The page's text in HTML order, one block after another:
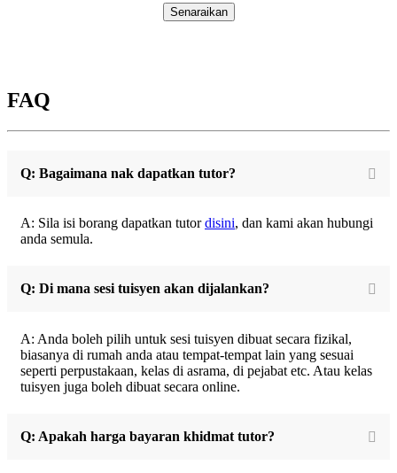
Senaraikan
FAQ
Q: Bagaimana nak dapatkan tutor?
A: Sila isi borang dapatkan tutordisini, dan kami akan hubungi
anda semula.
Q: Di mana sesi tuisyen akan dijalankan?
A: Anda boleh pilih untuk sesi tuisyen dibuat secara fizikal,
biasanya di rumah anda atau tempat-tempat lain yang sesuai
seperti perpustakaan, kelas di asrama, di pejabat etc. Atau kelas
tuisyen juga boleh dibuat secara online.
Q: Apakah harga bayaran khidmat tutor?